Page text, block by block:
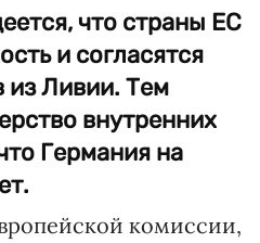
что страны ЕС
и согласятся
из Ливии. Тем
внутренних
Германия на
комиссии,